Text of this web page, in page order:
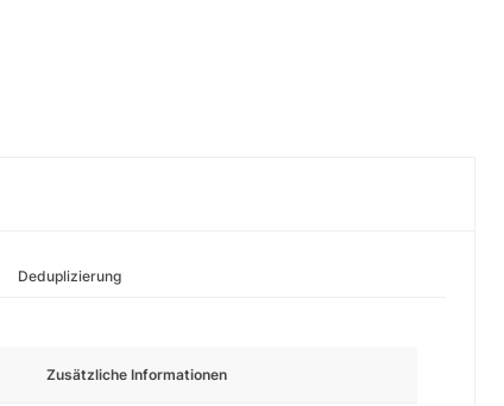
Deduplizierung
Zusätzliche Informationen